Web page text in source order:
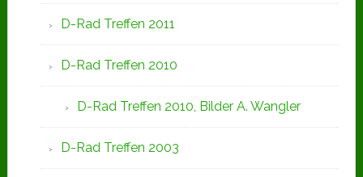
D-Rad Treffen 2011
D-Rad Treffen 2010
D-Rad Treffen 2010, Bilder A. Wangler
D-Rad Treffen 2003